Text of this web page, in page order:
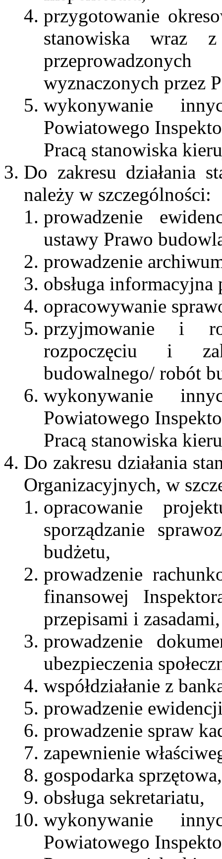
przygotowanie
stanowiska wraz
wyznaczonych przez
wykonywanie
Powiatowego
Pracą stanowiska
Do zakresu działania
należy w szczególności:
prowadzenie
ustawy Prawo
prowadzenie
obsługa informacyjna
opracowywanie
przyjmowanie i
rozpoczęciu i
budowalnego/ robót
wykonywanie
Powiatowego
Pracą stanowiska
Do zakresu działania
Organizacyjnych, w
opracowanie
sporządzanie
budżetu,
prowadzenie
finansowej
przepisami i zasadami,
prowadzenie
ubezpieczenia
współdziałanie z
prowadzenie
prowadzenie spraw
zapewnienie
gospodarka sprzętowa,
obsługa sekretariatu,
wykonywanie
Powiatowego